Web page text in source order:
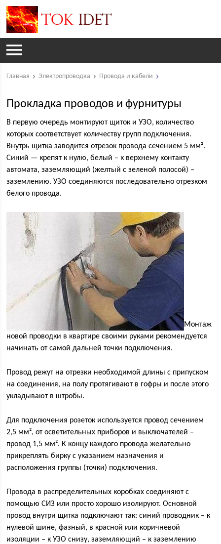
Главная Электропроводка Провода и кабели
Прокладка проводов и фурнитуры
В первую очередь монтируют щиток и УЗО, количество
которых соответствует количеству групп подключения.
Внутрь щитка заводится отрезок провода сечением 5 мм².
Синий — крепят к нулю, белый – к верхнему контакту
автомата, заземляющий (желтый с зеленой полосой) –
заземлению. УЗО соединяются последовательно отрезком
белого провода.
Монтаж
новой проводки в квартире своими руками рекомендуется
начинать от самой дальней точки подключения.
Провод режут на отрезки необходимой длины с припуском
на соединения, на полу протягивают в гофры и после этого
укладывают в штробы.
Для подключения розеток используется провод сечением
2,5 мм², от осветительных приборов и выключателей –
провод 1,5 мм². К концу каждого провода желательно
прикреплять бирку с указанием назначения и
расположения группы (точки) подключения.
Провода в распределительных коробках соединяют с
помощью СИЗ или просто хорошо изолируют. Основной
провод внутри щитка подключают так: синий проводник – к
нулевой шине, фазный, в красной или коричневой
изоляции – к УЗО снизу, заземляющий – к заземлению